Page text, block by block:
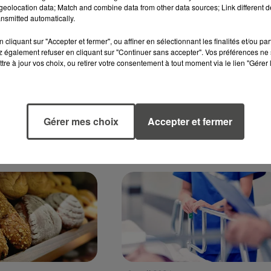
EXPLOSION ET
UNE USINE
industriel de
a été victime
FERME POUR
D'UN BRANCARDIER À...
Ce vendredi, le tribunal
à l'individu qui avait agressé
un...
data; Match and combine data from other data sources; Link different
automatically.
cliquant sur "Accepter et fermer", ou affiner en sélectionnant les finalités et/ou
également refuser en cliquant sur "Continuer sans accepter". Vos préférences
à jour vos choix, ou retirer votre consentement à tout moment via le lien
Gérer mes choix Accepter et fermer